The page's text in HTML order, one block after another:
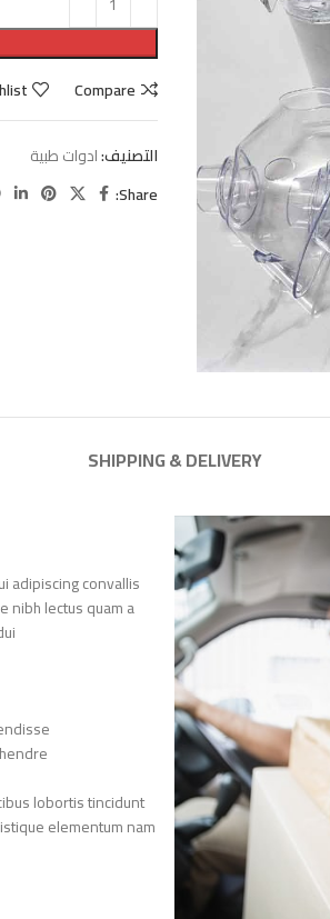
Compare
التصنيف:ادوات طبية
Share:
SHIPPING & DELIVERY
adipiscing convallis
nibh lectus quam a
lobortis tincidunt
elementum nam